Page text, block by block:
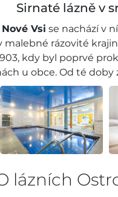
Sirnaté lázně v
Vsi se nachází v
rázovité
kdy byl poprvé
u obce. Od té doby
lázních